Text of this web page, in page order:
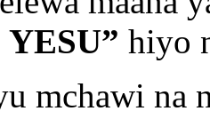
hiyo
mchawi na